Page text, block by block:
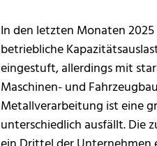
In den letzten Monaten
betriebliche
eingestuft, allerdings mit
Maschinen- und
Metallverarbeitung ist eine
unterschiedlich ausfällt. Die